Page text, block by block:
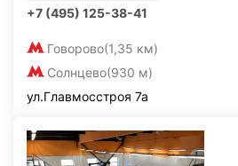
+7 (495) 125-38-41
Говорово(1,35 км)
Солнцево(930 м)
ул.Главмосстроя 7а